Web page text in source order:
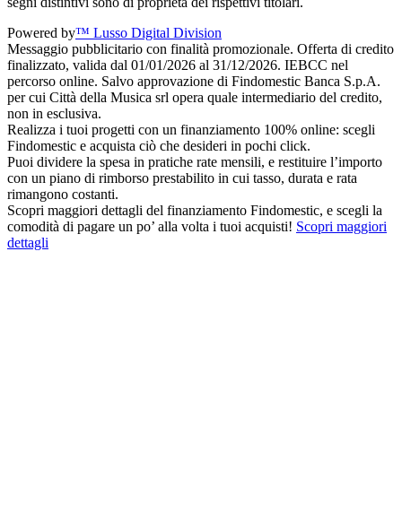
Powered by™ Lusso Digital Division
Messaggio pubblicitario con finalità promozionale. Offerta di credito
finalizzato, valida dal 01/01/2026 al 31/12/2026. IEBCC nel
percorso online. Salvo approvazione di Findomestic Banca S.p.A.
per cui Città della Musica srl opera quale intermediario del credito,
non in esclusiva.
Realizza i tuoi progetti con un finanziamento 100% online: scegli
Findomestic e acquista ciò che desideri in pochi click.
Puoi dividere la spesa in pratiche rate mensili, e restituire l’importo
con un piano di rimborso prestabilito in cui tasso, durata e rata
rimangono costanti.
Scopri maggiori dettagli del finanziamento Findomestic, e scegli la
comodità di pagare un po’ alla volta i tuoi acquisti! Scopri maggiori
dettagli